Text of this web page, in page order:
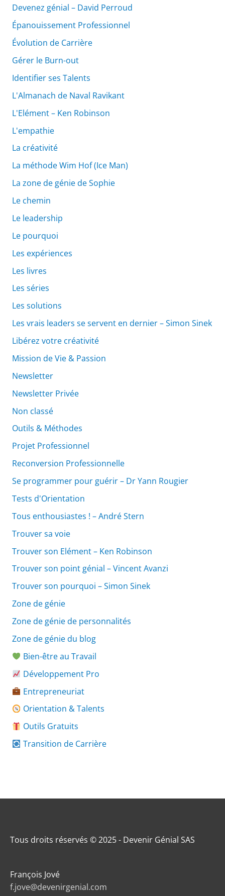
Devenez génial – David Perroud
Épanouissement Professionnel
Évolution de Carrière
Gérer le Burn-out
Identifier ses Talents
L'Almanach de Naval Ravikant
L'Elément – Ken Robinson
L'empathie
La créativité
La méthode Wim Hof (Ice Man)
La zone de génie de Sophie
Le chemin
Le leadership
Le pourquoi
Les expériences
Les livres
Les séries
Les solutions
Les vrais leaders se servent en dernier – Simon Sinek
Libérez votre créativité
Mission de Vie & Passion
Newsletter
Newsletter Privée
Non classé
Outils & Méthodes
Projet Professionnel
Reconversion Professionnelle
Se programmer pour guérir – Dr Yann Rougier
Tests d'Orientation
Tous enthousiastes ! – André Stern
Trouver sa voie
Trouver son Elément – Ken Robinson
Trouver son point génial – Vincent Avanzi
Trouver son pourquoi – Simon Sinek
Zone de génie
Zone de génie de personnalités
Zone de génie du blog
Bien-être au Travail
Développement Pro
Entrepreneuriat
Orientation & Talents
Outils Gratuits
Transition de Carrière
Tous droits réservés © 2025 - Devenir Génial SAS
François Jové
f.jove@devenirgenial.com